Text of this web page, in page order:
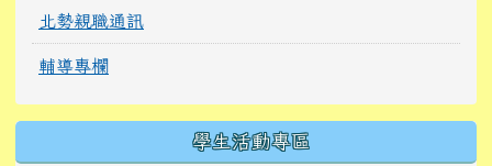
北勢親職通訊
輔導專欄
學生活動專區